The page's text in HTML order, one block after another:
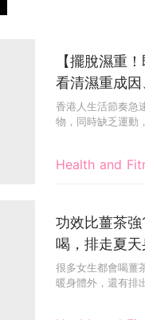
Health and
【擺脫濕重
看清濕重成
香港人生活節奏急
物，同時缺乏運動
功效比薑茶強
喝，排走夏天
很多女生都會喝薑
暖身體外，還有排